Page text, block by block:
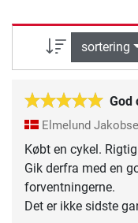
sortering
God
Elmelund
Købt en cykel.
Gik derfra med en
forventningerne.
Det er ikke sidste